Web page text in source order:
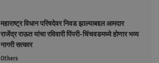
महाराष्ट्र विधान परिषदेवर निवड झाल्याबद्दल आमदार
राजेंद्र राऊत यांचा रविवारी पिंपरी-चिंचवडमध्ये होणार भव्य
नागरी सत्कार
Others